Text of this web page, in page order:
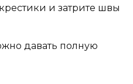
и затрите швы
давать полную